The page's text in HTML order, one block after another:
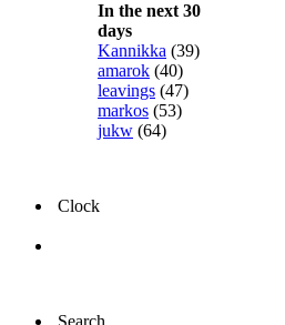
In the next 30
days
Kannikka (39)
amarok (40)
leavings (47)
markos (53)
jukw (64)
Clock